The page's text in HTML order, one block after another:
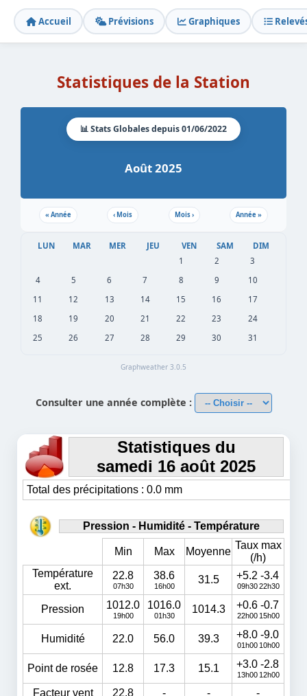
Accueil Prévisions Graphiques
Statistiques de la Station
📊 Stats Globales depuis 01/06/2022
Août 2025
« Année ‹Mois Mois› Année»
LUN MAR MER JEU VEN SAM
DIM
1
2
3
4
5 6 7 8 9
10
11
12 13 14 15 16
17
18
19 20 21 22 23
24
25
26 27 28 29 30 31
Graphweather 3.0.5
Consulter une année complète :